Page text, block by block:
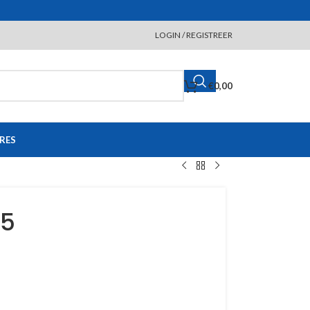
LOGIN / REGISTREER
€0,00